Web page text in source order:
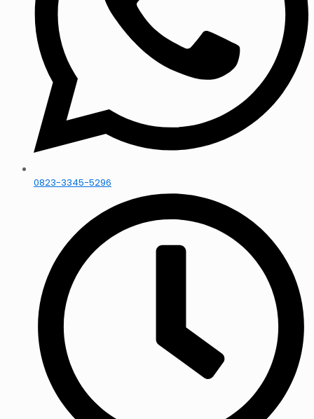
0823-3345-5296